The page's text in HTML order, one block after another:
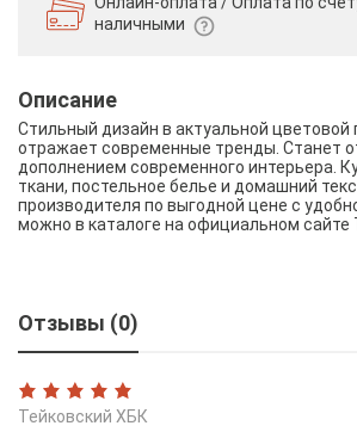
наличными
Описание
Стильный дизайн в актуальной цветовой
отражает современные тренды. Станет
дополнением современного интерьера.
ткани, постельное белье и домашний
производителя по выгодной цене с
можно в каталоге на официальном сайте
Отзывы (0)
Тейковский ХБК